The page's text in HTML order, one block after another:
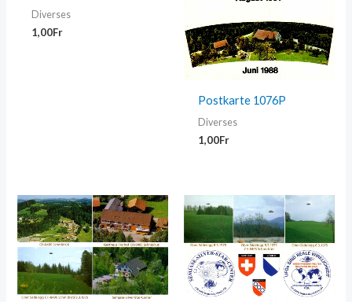
Diverses
1,00Fr
Postkarte 1076P
Diverses
1,00Fr